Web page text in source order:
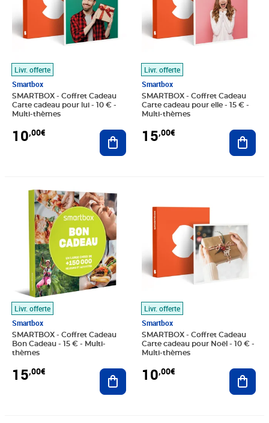
Livr. offerte
Smartbox
SMARTBOX - Coffret Cadeau
Carte cadeau pour lui - 10 € -
Multi-thèmes
10,00€ Ajouter au panier
Livr. offerte
Smartbox
SMARTBOX - Coffret Cadeau
Carte cadeau pour elle - 15 € -
Multi-thèmes
15,00€
Livr. offerte
Smartbox
SMARTBOX - Coffret Cadeau
Bon Cadeau - 15 € - Multi-
thèmes
15,00€
Prix 15,00€
Ajouter au panier
Livr. offerte
Smartbox
SMARTBOX - Coffret Cadeau
Carte cadeau pour Noël - 10 € -
Multi-thèmes
10,00€